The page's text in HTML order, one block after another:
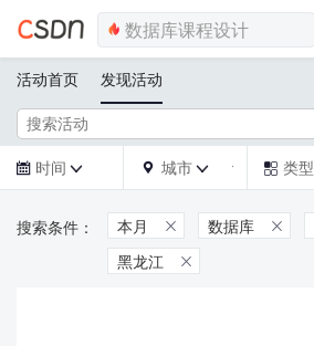
活动首页 发现活动
 时间   城市   类型
本月  数据库 
黑龙江 